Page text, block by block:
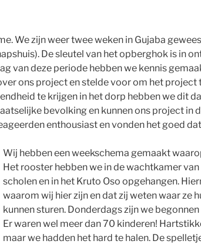
We zijn weer twee weken in Gujaba
De sleutel van het opberghok is in
van deze periode hebben we kennis
ons project en stelde voor om het
te krijgen in het dorp hebben we dit
bevolking en kunnen ons project in
enthousiast en vonden het goed
Wij hebben een weekschema gemaakt
Het rooster hebben we in de wachtkamer
scholen en in het Kruto Oso opgehangen.
waarom wij hier zijn en dat zij weten waar ze
kunnen sturen. Donderdags zijn we
Er waren wel meer dan 70 kinderen!
maar we hadden het hard te halen. De